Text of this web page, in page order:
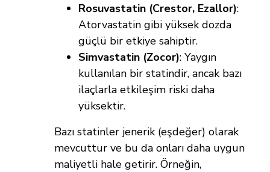
Rosuvastatin (Crestor, Ezallor):
Atorvastatin gibi yüksek dozda
güçlü bir etkiye sahiptir.
Simvastatin (Zocor): Yaygın
kullanılan bir statindir, ancak bazı
ilaçlarla etkileşim riski daha
yüksektir.
Bazı statinler jenerik (eşdeğer) olarak
mevcuttur ve bu da onları daha uygun
maliyetli hale getirir. Örneğin,